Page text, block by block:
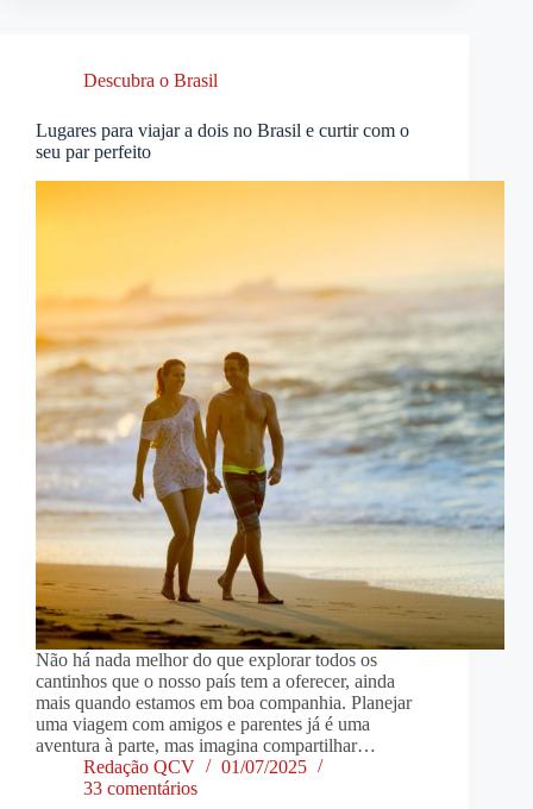
Descubra o Brasil
Lugares para viajar a dois no Brasil e curtir com o
seu par perfeito
Não há nada melhor do que explorar todos os
cantinhos que o nosso país tem a oferecer, ainda
mais quando estamos em boa companhia. Planejar
uma viagem com amigos e parentes já é uma
aventura à parte, mas imagina compartilhar…
Redação QCV
01/07/2025
33 comentários